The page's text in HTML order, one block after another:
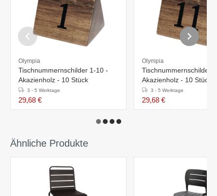
Olympia
Tischnummernschilder 1-10 -
Akazienholz - 10 Stück
3 - 5 Werktage
29,68 €
Olympia
Tischnummernschilder
Akazienholz - 10 Stück
3 - 5 Werktage
29,68 €
Ähnliche Produkte